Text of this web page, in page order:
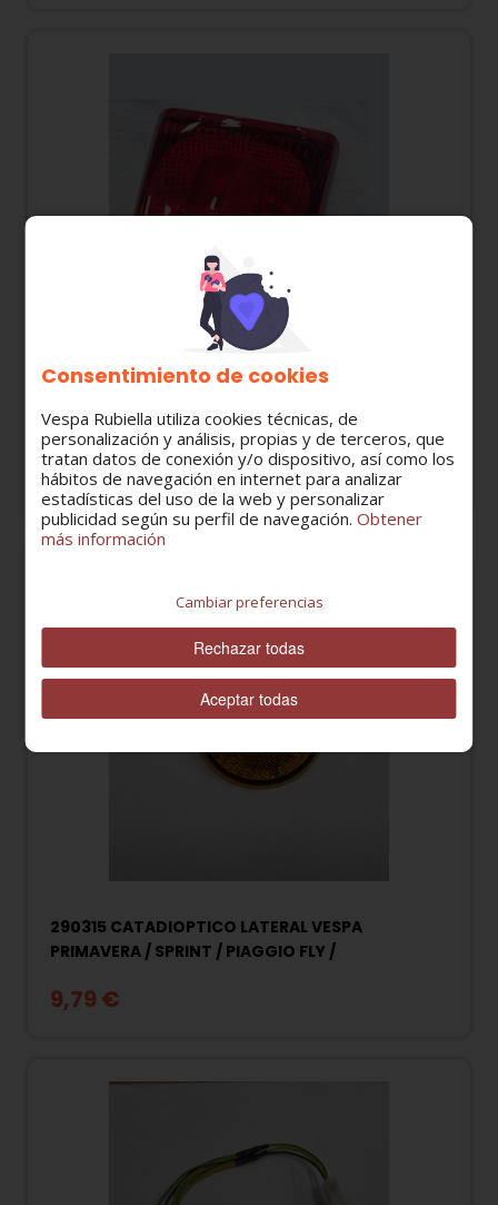
58266R PILOTO TRASERO VESPA GTS 125-250-
300 E3 200-2016
84,20 €
290315 CATADIOPTICO LATERAL VESPA
PRIMAVERA / SPRINT / PIAGGIO FLY /
9,79 €
Consentimiento de cookies
Vespa Rubiella utiliza cookies técnicas, de
personalización y análisis, propias y de terceros, que
tratan datos de conexión y/o dispositivo, así como los
hábitos de navegación en internet para analizar
estadísticas del uso de la web y personalizar
publicidad según su perfil de navegación.Obtener
más información
Cambiar preferencias
Rechazar todas
Aceptar todas